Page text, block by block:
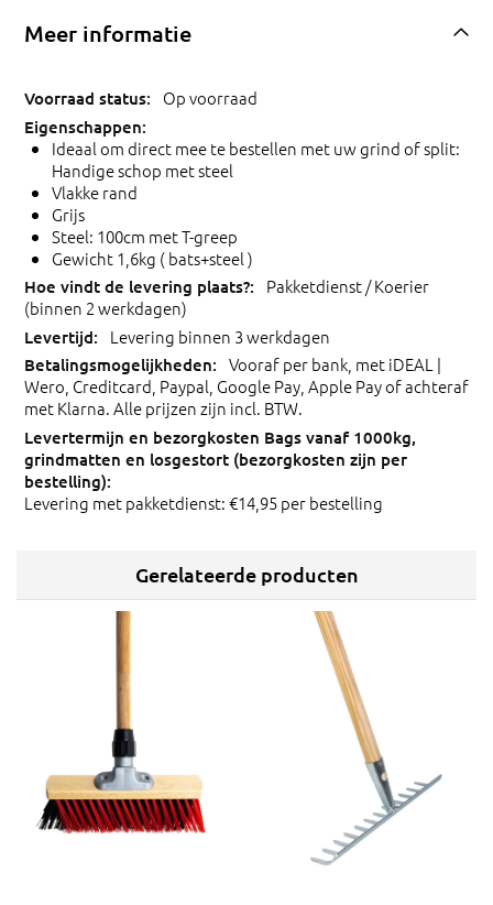
Meer informatie
Op voorraad
Ideaal om direct mee te bestellen met uw grind of split:
Handige schop met steel
Vlakke rand
Grijs
Steel: 100cm met T-greep
Gewicht 1,6kg ( bats+steel )
Pakketdienst / Koerier
(binnen 2 werkdagen)
Levering binnen 3 werkdagen
Vooraf per bank, met iDEAL |
Wero, Creditcard, Paypal, Google Pay, Apple Pay of achteraf
met Klarna. Alle prijzen zijn incl. BTW.
Levering met pakketdienst: €14,95 per bestelling
Gerelateerde producten